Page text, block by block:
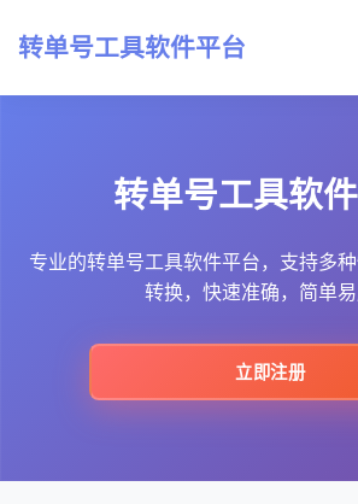
转单号工具软件平台
常见问题
最新资讯
转单号工具软
专业的转单号工具软件平台，支持多
转换，快速准确，简单易
立即注册